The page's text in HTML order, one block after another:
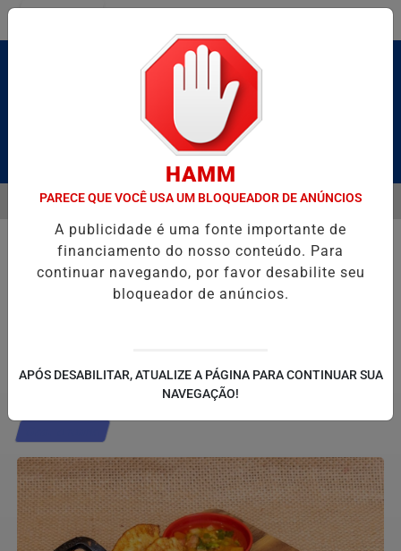
Pesquisar Notícia
HOMENAGEIA UZIEL BUENO NO TERRAÇO MINEIRO D'
EM ALTA
MENU
HAMM
PARECE QUE VOCÊ USA UM BLOQUEADOR DE ANÚNCIOS
A publicidade é uma fonte importante de
financiamento do nosso conteúdo. Para
continuar navegando, por favor desabilite seu
bloqueador de anúncios.
APÓS DESABILITAR, ATUALIZE A PÁGINA PARA CONTINUAR SUA
NAVEGAÇÃO!